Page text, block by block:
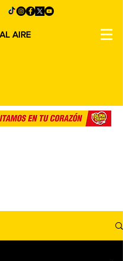
AL AIRE